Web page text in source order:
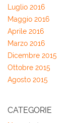
Luglio 2016
Maggio 2016
Aprile 2016
Marzo 2016
Dicembre 2015
Ottobre 2015
Agosto 2015
CATEGORIE